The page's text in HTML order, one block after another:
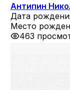
Антипин
Дата
Место
463